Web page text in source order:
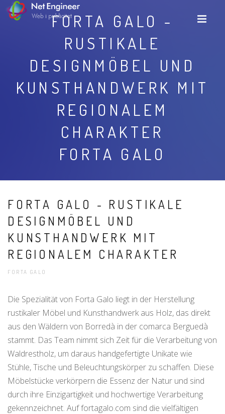
FORTA GALO -
RUSTIKALE
DESIGNMÖBEL UND
KUNSTHANDWERK MIT
REGIONALEM
CHARAKTER
FORTA GALO
FORTA GALO - RUSTIKALE
DESIGNMÖBEL UND
KUNSTHANDWERK MIT
REGIONALEM CHARAKTER
FORTA GALO
Die Spezialität von Forta Galo liegt in der Herstellung
rustikaler Möbel und Kunsthandwerk aus Holz, das direkt
aus den Wäldern von Borredà in der comarca Berguedà
stammt. Das Team nimmt sich Zeit für die Verarbeitung von
Waldrestholz, um daraus handgefertigte Unikate wie
Stühle, Tische und Beleuchtungskörper zu schaffen. Diese
Möbelstücke verkörpern die Essenz der Natur und sind
durch ihre Einzigartigkeit und hochwertige Verarbeitung
gekennzeichnet. Auf fortagalo.com sind die vielfältigen